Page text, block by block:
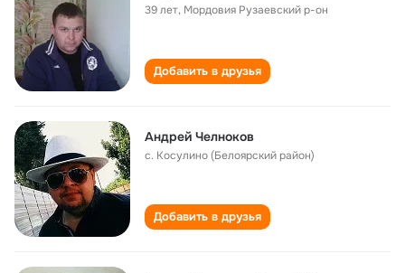
39 лет, Мордовия Рузаевский р-он
Добавить в друзья
Андрей Челноков
с. Косулино (Белоярский район)
Добавить в друзья